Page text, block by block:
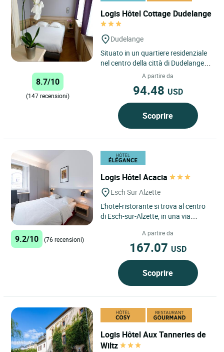
Logis Hôtel Cottage Dudelange
Dudelange
Situato in un quartiere residenziale
nel centro della città di Dudelange, il
Logis Hôtel Restaurant Cottage
8.7/10
(147 recensioni)
A partire da
94.48 USD
Scoprire
Logis Hôtel Acacia
Esch Sur Alzette
L'hotel-ristorante si trova al centro
di Esch-sur-Alzette, in una via
un parcheggio...
9.2/10 (76 recensioni)
A partire da
167.07 USD
Scoprire
Logis Hôtel Aux Tanneries de
Wiltz